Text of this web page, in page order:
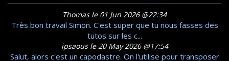
Thomas le 01 Jun 2026 @22:34
Très bon travail Simon. C'est super que tu nous fasses des
tutos sur les c...
ipsaous le 20 May 2026 @17:54
Salut, alors c'est un capodastre. On l'utilise pour transposer